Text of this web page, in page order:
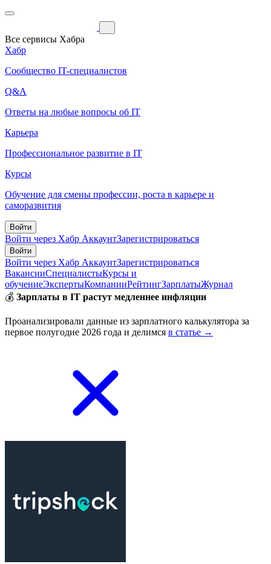
Все сервисы Хабра
Хабр
Сообщество IT-специалистов
Q&A
Ответы на любые вопросы об IT
Карьера
Профессиональное развитие в IT
Курсы
Обучение для смены профессии, роста в карьере и
саморазвития
Войти
Войти через Хабр АккаунтЗарегистрироваться
Войти
Войти через Хабр АккаунтЗарегистрироваться
ВакансииСпециалистыКурсы и
обучениеЭкспертыКомпанииРейтингЗарплатыЖурнал
💰 Зарплаты в IT растут медленнее инфляции
Проанализировали данные из зарплатного калькулятора за
первое полугодие 2026 года и делимся в статье →